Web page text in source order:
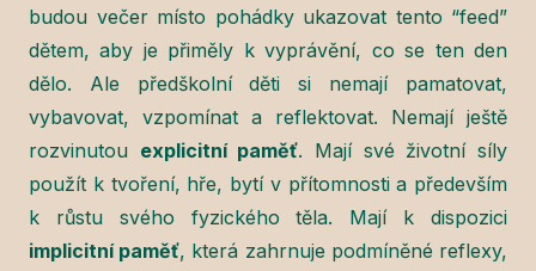
budou večer místo pohádky ukazovat tento “feed”
dětem, aby je přiměly k vyprávění, co se ten den
dělo. Ale předškolní děti si nemají pamatovat,
vybavovat, vzpomínat a reflektovat. Nemají ještě
rozvinutou explicitní paměť. Mají své životní síly
použít k tvoření, hře, bytí v přítomnosti a především
k růstu svého fyzického těla. Mají k dispozici
implicitní paměť, která zahrnuje podmíněné reflexy,